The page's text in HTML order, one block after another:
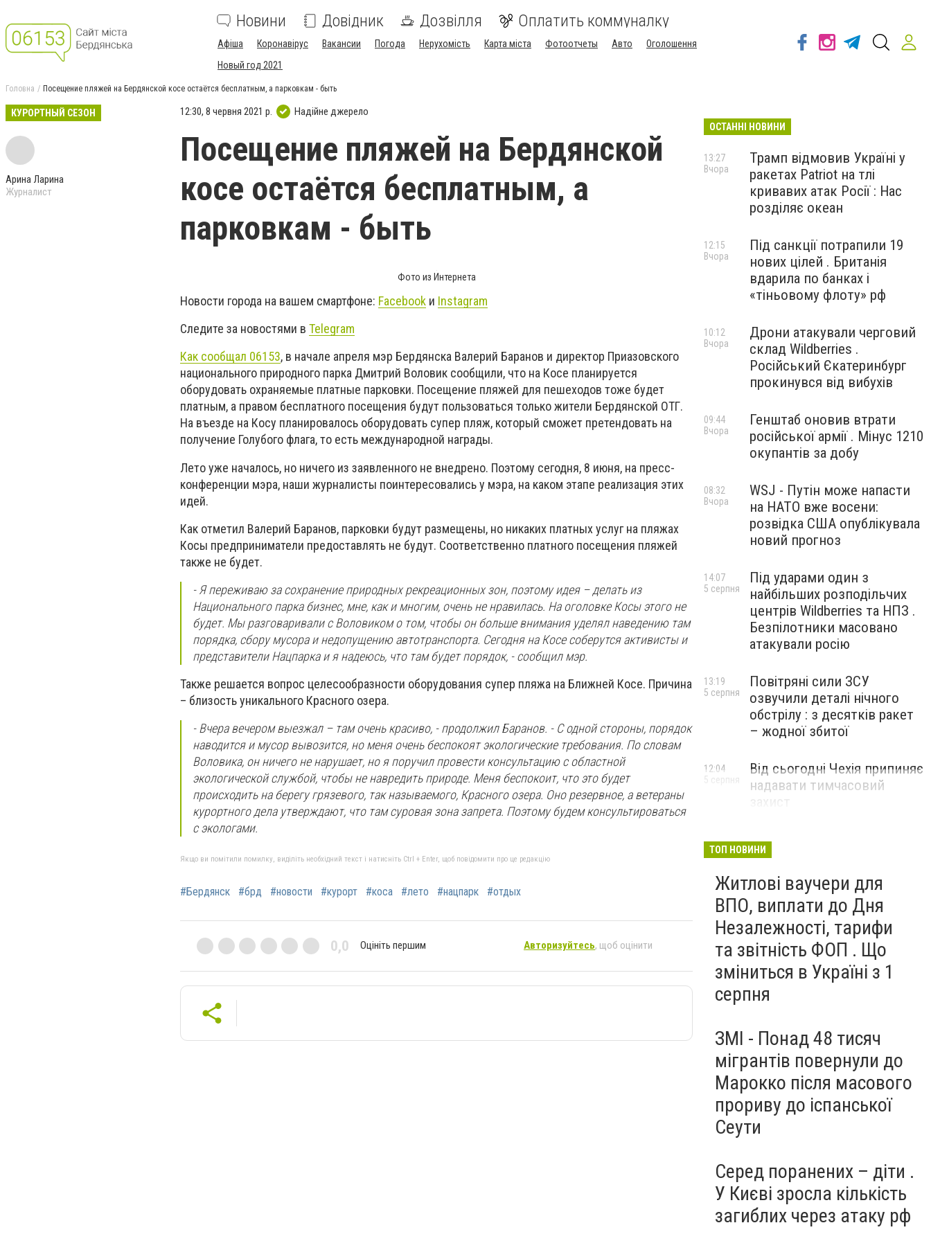
Новини Довідник Дозвілля Оплатить коммуналку
Афіша Коронавірус Вакансии Погода Нерухомість Карта міста Фотоотчеты Авто
Оголошення
Новый год 2021
Головна Посещение пляжей на Бердянской косе остаётся бесплатным, а парковкам - быть
КУРОРТНЫЙ СЕЗОН
Арина Ларина
Журналист
12:30, 8 червня 2021 р. Надійне джерело
Посещение пляжей на Бердянской
косе остаётся бесплатным, а
парковкам - быть
Фото из Интернета
Новости города на вашем смартфоне: Facebook и Instagram
Следите за новостями в Telegram
Как сообщал 06153, в начале апреля мэр Бердянска Валерий Баранов и директор Приазовского
национального природного парка Дмитрий Воловик сообщили, что на Косе планируется
оборудовать охраняемые платные парковки. Посещение пляжей для пешеходов тоже будет
платным, а правом бесплатного посещения будут пользоваться только жители Бердянской ОТГ.
На въезде на Косу планировалось оборудовать супер пляж, который сможет претендовать на
получение Голубого флага, то есть международной награды.
Лето уже началось, но ничего из заявленного не внедрено. Поэтому сегодня, 8 июня, на пресс-
конференции мэра, наши журналисты поинтересовались у мэра, на каком этапе реализация этих
идей.
Как отметил Валерий Баранов, парковки будут размещены, но никаких платных услуг на пляжах
Косы предприниматели предоставлять не будут. Соответственно платного посещения пляжей
также не будет.
- Я переживаю за сохранение природных рекреационных зон, поэтому идея – делать из
Национального парка бизнес, мне, как и многим, очень не нравилась. На оголовке Косы этого не
будет. Мы разговаривали с Воловиком о том, чтобы он больше внимания уделял наведению там
порядка, сбору мусора и недопущению автотранспорта. Сегодня на Косе соберутся активисты и
представители Нацпарка и я надеюсь, что там будет порядок, - сообщил мэр.
Также решается вопрос целесообразности оборудования супер пляжа на Ближней Косе. Причина
– близость уникального Красного озера.
- Вчера вечером выезжал – там очень красиво, - продолжил Баранов. - С одной стороны, порядок
наводится и мусор вывозится, но меня очень беспокоят экологические требования. По словам
Воловика, он ничего не нарушает, но я поручил провести консультацию с областной
экологической службой, чтобы не навредить природе. Меня беспокоит, что это будет
происходить на берегу грязевого, так называемого, Красного озера. Оно резервное, а ветераны
курортного дела утверждают, что там суровая зона запрета. Поэтому будем консультироваться
с экологами.
Якщо ви помітили помилку, виділіть необхідний текст і натисніть Ctrl + Enter, щоб повідомити про це редакцію
#Бердянск #брд #новости #курорт #коса #лето #нацпарк #отдых
0,0 Оцініть першим Авторизуйтесь, щоб оцінити
ОСТАННІ НОВИНИ
Трамп відмовив Україні у
ракетах Patriot на тлі
кривавих атак Росії : Нас
розділяє океан
13:27
Вчора
Під санкції потрапили 19
нових цілей . Британія
вдарила по банках і
«тіньовому флоту» рф
12:15
Вчора
Дрони атакували черговий
склад Wildberries .
Російський Єкатеринбург
прокинувся від вибухів
10:12
Вчора
Генштаб оновив втрати
російської армії . Мінус 1210
окупантів за добу
09:44
Вчора
WSJ - Путін може напасти
на НАТО вже восени:
розвідка США опублікувала
новий прогноз
08:32
Вчора
Під ударами один з
найбільших розподільчих
центрів Wildberries та НПЗ .
Безпілотники масовано
атакували росію
14:07
5 серпня
Повітряні сили ЗСУ
озвучили деталі нічного
обстрілу : з десятків ракет
– жодної збитої
13:19
5 серпня
Від сьогодні Чехія припиняє
надавати тимчасовий
12:04
5 серпня
ТОП НОВИНИ
Житлові ваучери для
ВПО, виплати до Дня
Незалежності, тарифи
та звітність ФОП . Що
зміниться в Україні з 1
серпня
ЗМІ - Понад 48 тисяч
мігрантів повернули до
Марокко після масового
прориву до іспанської
Сеути
Серед поранених – діти .
У Києві зросла кількість
загиблих через атаку рф